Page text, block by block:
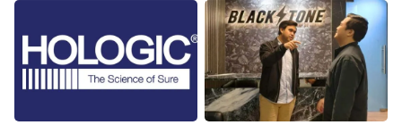
Eropa